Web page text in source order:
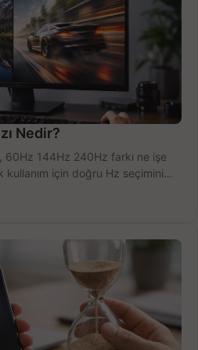
Nedir?
60Hz 144Hz 240Hz farkı ne işe
için doğru Hz seçimini